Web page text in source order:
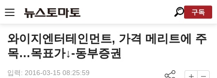
구독
와이지엔터테인먼트, 가격 메리트에 주
목…목표가↓-동부증권
입력: 2016-03-15 08:25:59